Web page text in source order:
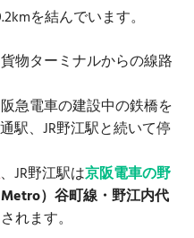
を結んでいます。
物ターミナルからの線路
急電車の建設中の鉄橋を
駅、JR野江駅と続いて停
、JR野江駅は京阪電車の野
）谷町線・野江内代
れます。